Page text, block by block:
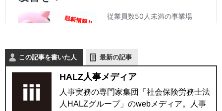
この記事を書いた人 最新の記事
HALZ人事メディア
人事実務の専門家集団「社会保険労務士法
人HALZグループ」のwebメディア。人事